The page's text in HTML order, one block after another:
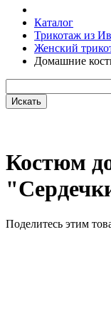
Каталог
Трикотаж из
Женский
Домашние
Костюм
Поделитесь этим